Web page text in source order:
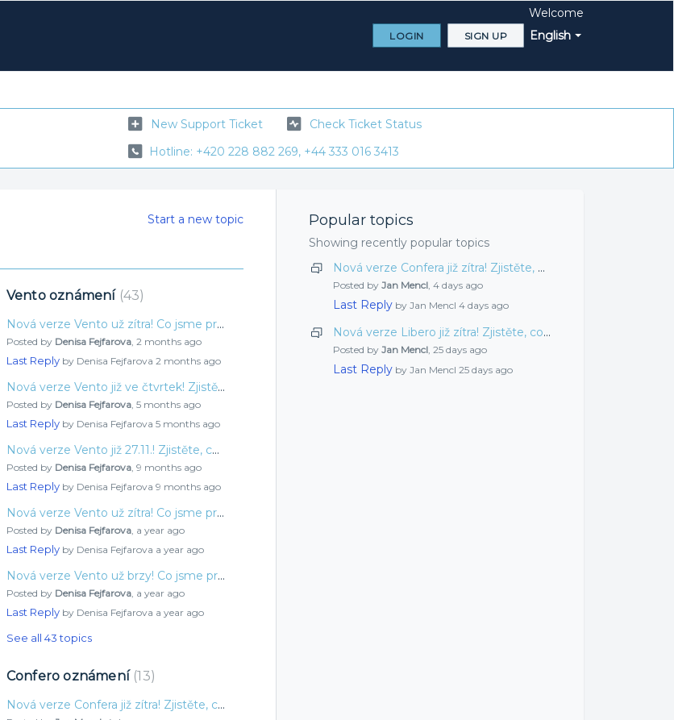
English
Welcome
LOGIN SIGN UP
New Support Ticket
Check Ticket Status
Hotline: +420 228 882 269, +44 333 016 3413
Start a new topic
Vento oznámení 43
Nová verze Vento už zítra! Co jsme pro vás vylepšili tentokrát?
Posted by Denisa Fejfarova, 2 months ago
Last Replyby Denisa Fejfarova 2 months ago
Nová verze Vento již ve čtvrtek! Zjistěte, co jsme pro vás připravili tentokrát
Posted by Denisa Fejfarova, 5 months ago
Last Replyby Denisa Fejfarova 5 months ago
Nová verze Vento již 27.11.! Zjistěte, co jsme pro vás připravili tentokrát
Posted by Denisa Fejfarova, 9 months ago
Last Replyby Denisa Fejfarova 9 months ago
Nová verze Vento už zítra! Co jsme pro vás vylepšili tentokrát?
Posted by Denisa Fejfarova, a year ago
Last Replyby Denisa Fejfarova a year ago
Nová verze Vento už brzy! Co jsme pro vás vylepšili tentokrát?
Posted by Denisa Fejfarova, a year ago
Last Replyby Denisa Fejfarova a year ago
See all 43 topics
Confero oznámení 13
Nová verze Confera již zítra! Zjistěte, co jsme pro vás připravili tentokrát
Popular topics
Showing recently popular topics
Nová verze Confera již zítra! Zjistěte, co jsme pro vás připravili tentokrát
Posted byJan Mencl ,4 days ago
Last Reply by Jan Mencl4 days ago
Nová verze Libero již zítra! Zjistěte, co jsme pro vás připravili tentokrát
Posted byJan Mencl ,25 days ago
Last Reply by Jan Mencl25 days ago